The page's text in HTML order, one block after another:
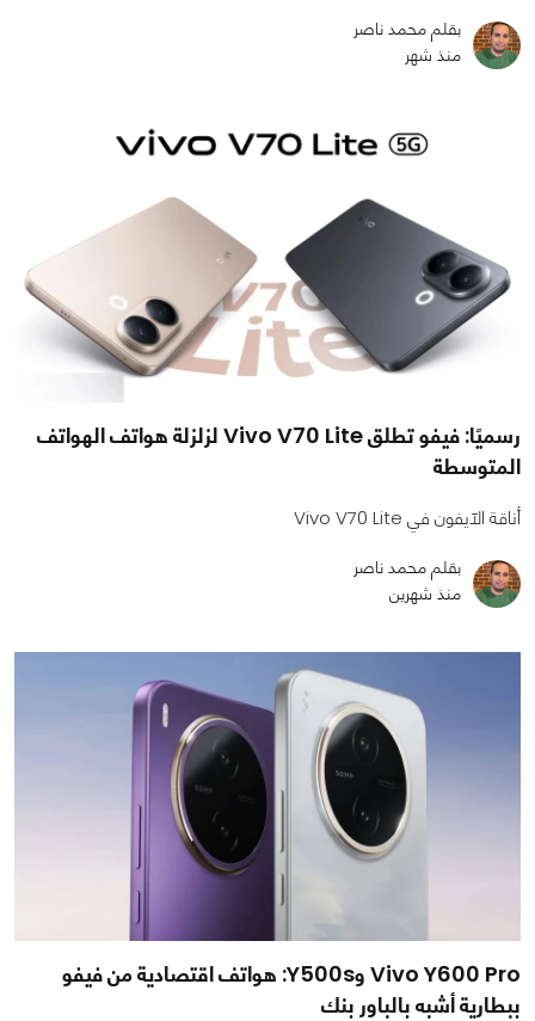
بقلم محمد ناصر
منذ شهر
رسميًا: فيفو تطلق Vivo V70 Lite لزلزلة هواتف الهواتف
المتوسطة
أناقة الآيفون في Vivo V70 Lite
بقلم محمد ناصر
منذ شهرين
Vivo Y600 Pro وY500s: هواتف اقتصادية من فيفو
ببطارية أشبه بالباور بنك